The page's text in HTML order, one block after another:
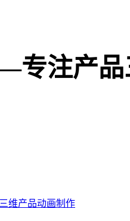
注产品
维产品动画制作